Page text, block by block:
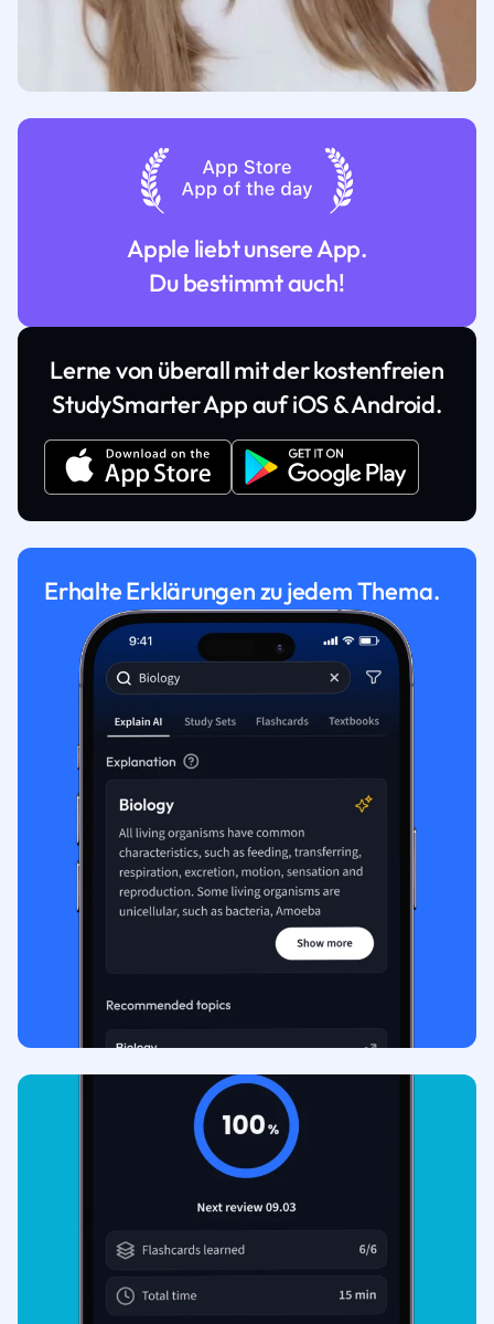
Apple liebt unsere App.
Du bestimmt auch!
Lerne von überall mit der kostenfreien
StudySmarter App auf iOS & Android.
Erhalte Erklärungen zu jedem Thema.